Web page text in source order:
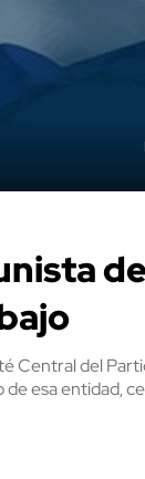
Central del
esa entidad,